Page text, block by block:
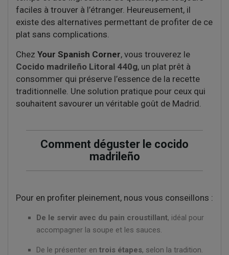
faciles à trouver à l’étranger. Heureusement, il
existe des alternatives permettant de profiter de ce
plat sans complications.
Chez Your Spanish Corner, vous trouverez le
Cocido madrileño Litoral 440g, un plat prêt à
consommer qui préserve l’essence de la recette
traditionnelle. Une solution pratique pour ceux qui
souhaitent savourer un véritable goût de Madrid.
Comment déguster le cocido
madrileño
Pour en profiter pleinement, nous vous conseillons :
De le servir avec du pain croustillant, idéal pour
accompagner la soupe et les sauces.
De le présenter en trois étapes, selon la tradition.